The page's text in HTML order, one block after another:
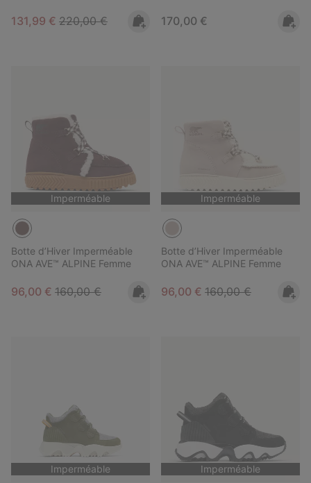
Sale price:
131,99 € Regular price:
220,00 € Regular price:
170,00 €
Imperméable
Botte d’Hiver Imperméable
ONA AVE™ ALPINE Femme
Sale price:
96,00 € Regular price:
160,00 €
Imperméable
Botte d’Hiver Imperméable
ONA AVE™ ALPINE Femme
Sale price:
96,00 € Regular price:
160,00 €
Imperméable Imperméable